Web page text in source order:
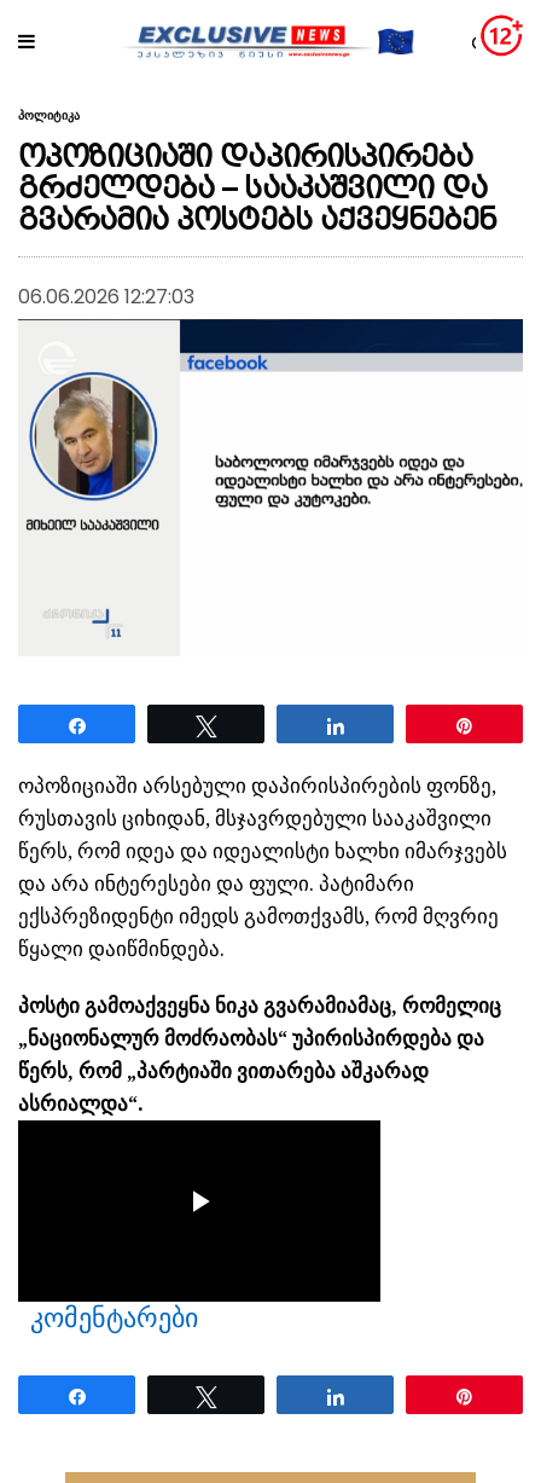
პოლიტიკა
ოპოზიციაში დაპირისპირება
გრძელდება – სააკაშვილი და
გვარამია პოსტებს აქვეყნებენ
06.06.2026 12:27:03
ოპოზიციაში არსებული დაპირისპირების ფონზე,
რუსთავის ციხიდან, მსჯავრდებული სააკაშვილი
წერს, რომ იდეა და იდეალისტი ხალხი იმარჯვებს
და არა ინტერესები და ფული. პატიმარი
ექსპრეზიდენტი იმედს გამოთქვამს, რომ მღვრიე
წყალი დაიწმინდება.
პოსტი გამოაქვეყნა ნიკა გვარამიამაც, რომელიც
„ნაციონალურ მოძრაობას“ უპირისპირდება და
წერს, რომ „პარტიაში ვითარება აშკარად
ასრიალდა“.
კომენტარები